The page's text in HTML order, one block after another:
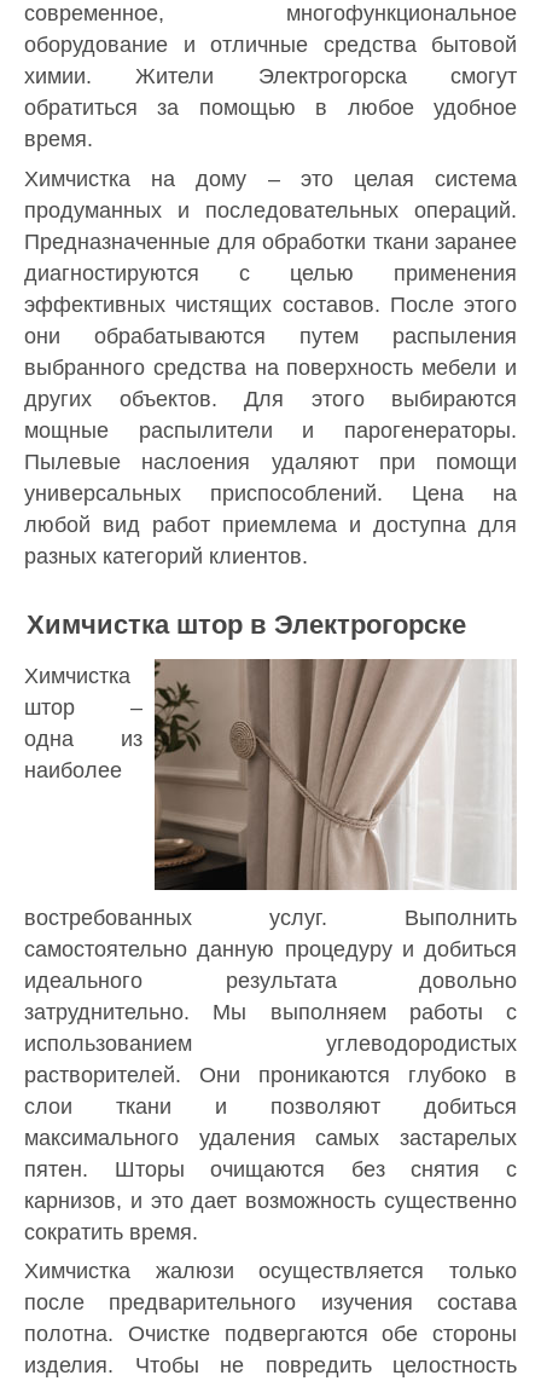
современное, многофункциональное
оборудование и отличные средства бытовой
химии. Жители Электрогорска смогут
обратиться за помощью в любое удобное
время.
Химчистка на дому – это целая система
продуманных и последовательных операций.
Предназначенные для обработки ткани заранее
диагностируются с целью применения
эффективных чистящих составов. После этого
они обрабатываются путем распыления
выбранного средства на поверхность мебели и
других объектов. Для этого выбираются
мощные распылители и парогенераторы.
Пылевые наслоения удаляют при помощи
универсальных приспособлений. Цена на
любой вид работ приемлема и доступна для
разных категорий клиентов.
Химчистка штор в Электрогорске
Химчистка
штор –
одна из
наиболее
востребованных услуг. Выполнить
самостоятельно данную процедуру и добиться
идеального результата довольно
затруднительно. Мы выполняем работы с
использованием углеводородистых
растворителей. Они проникаются глубоко в
слои ткани и позволяют добиться
максимального удаления самых застарелых
пятен. Шторы очищаются без снятия с
карнизов, и это дает возможность существенно
сократить время.
Химчистка жалюзи осуществляется только
после предварительного изучения состава
полотна. Очистке подвергаются обе стороны
изделия. Чтобы не повредить целостность